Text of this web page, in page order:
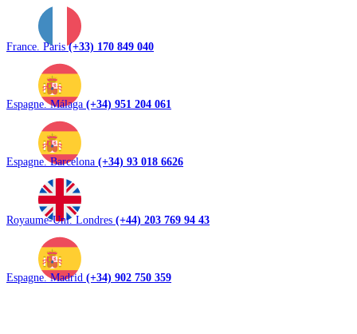
France. Paris(+33) 170 849 040
Espagne. Málaga (+34) 951 204 061
Espagne. Barcelona (+34) 93 018 6626
Royaume-Uni. Londres (+44) 203 769 94 43
Espagne. Madrid (+34) 902 750 359